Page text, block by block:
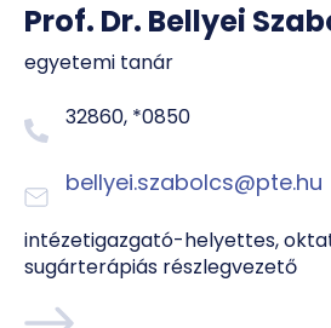
Prof. Dr. Bellyei
egyetemi tanár
32860, *0850
bellyei.szabolcs@pte.hu
intézetigazgató-helyettes,
sugárterápiás részlegvezető